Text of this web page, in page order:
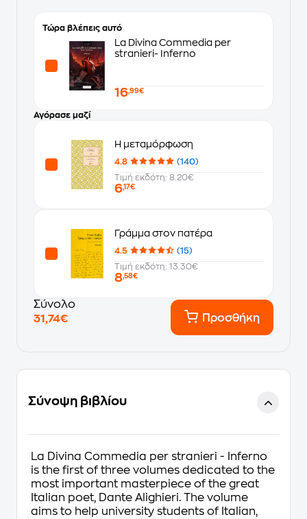
Τώρα βλέπεις αυτό
La Divina Commedia per
stranieri- Inferno
16,99€
Αγόρασε μαζί
Η μεταμόρφωση
4.8
(140)
Τιμή εκδότη: 8.20€
6,17€
Γράμμα στον πατέρα
4.5
(15)
Τιμή εκδότη: 13.30€
8,58€
Σύνολο
31,74€
Προσθήκη
Σύνοψη βιβλίου
La Divina Commedia per stranieri - Inferno
is the first of three volumes dedicated to the
most important masterpiece of the great
Italian poet, Dante Alighieri. The volume
aims to help university students of Italian,